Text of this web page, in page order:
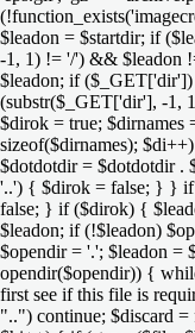
$leadon = $startdir; if
-1, 1) != '/') && $leadon
$leadon; if
(substr($_GET['dir'], -
$dirok = true;
sizeof($dirnames);
$dotdotdir = $dotdotdir .
'..') { $dirok = false; } }
false; } if ($dirok) {
$leadon; if (!$leadon)
$opendir = '.'; $leadon =
opendir($opendir)) {
first see if this file is
"..") continue; $discard